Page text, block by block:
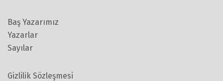
Baş Yazarımız
Yazarlar
Sayılar
Gizlilik Sözleşmesi